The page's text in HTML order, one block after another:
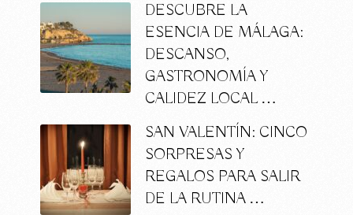
DESCUBRE LA
ESENCIA DE MÁLAGA:
DESCANSO,
GASTRONOMÍA Y
CALIDEZ LOCAL …
SAN VALENTÍN: CINCO
SORPRESAS Y
REGALOS PARA SALIR
DE LA RUTINA …